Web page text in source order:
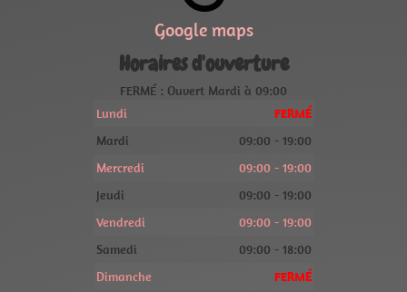
Google maps
Horaires d'ouverture
FERMÉ : Ouvert Mardi à 09:00
Lundi
FERMÉ
Mardi
09:00 - 19:00
Mercredi
09:00 - 19:00
Jeudi
09:00 - 19:00
Vendredi
09:00 - 19:00
Samedi
09:00 - 18:00
Dimanche
FERMÉ